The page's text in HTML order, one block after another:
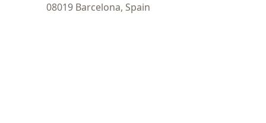
08019 Barcelona, Spain